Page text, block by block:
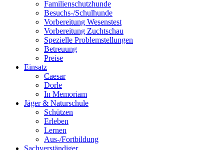
Familienschutzhunde
Besuchs-/Schulhunde
Vorbereitung Wesenstest
Vorbereitung Zuchtschau
Spezielle Problemstellungen
Betreuung
Preise
Einsatz
Caesar
Dorle
In Memoriam
Jäger & Naturschule
Schützen
Erleben
Lernen
Aus-/Fortbildung
Sachverständiger